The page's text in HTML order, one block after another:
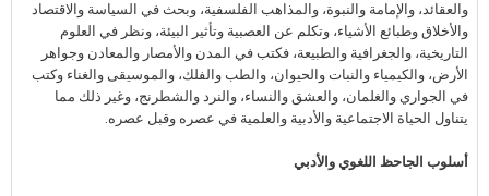
والعقائد، والإمامة والنبوة، والمذاهب الفلسفية، وبحث في السياسة والاقتصاد
والأخلاق وطبائع الأشياء، وتكلم عن العصبية وتأثير البيئة، ونظر في العلوم
التاريخية، والجغرافية والطبيعة، فكتب في المدن والأمصار والمعادن وجواهر
الأرض، والكيمياء والنبات والحيوان، والطب والفلك، والموسيقى والغناء وكتب
في الجواري والغلمان، والعشق والنساء، والنرد والشطرنج، وغير ذلك مما
يتناول الحياة الاجتماعية والأدبية والعلمية في عصره وقبل عصره.
أسلوب الجاحظ اللغوي والأدبي